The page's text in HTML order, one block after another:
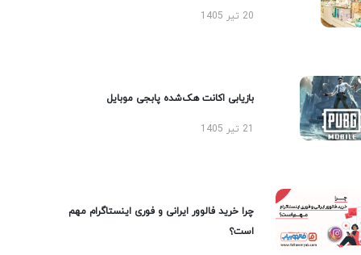
20 تیر 1405
بازیابی اکانت هک‌شده پابجی موبایل
چرا خرید فالوور ایرانی و فوری اینستاگرام مهم
است؟